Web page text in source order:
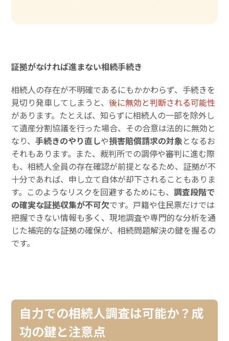
証拠がなければ進まない相続手続き
相続人の存在が不明確であるにもかかわらず、手続きを
見切り発車してしまうと、後に無効と判断される可能性
があります。たとえば、知らずに相続人の一部を除外し
て遺産分割協議を行った場合、その合意は法的に無効と
なり、手続きのやり直しや損害賠償請求の対象となるお
それもあります。また、裁判所での調停や審判に進む際
も、相続人全員の存在確認が前提となるため、証拠が不
十分であれば、申し立て自体が却下されることもありま
す。このようなリスクを回避するためにも、調査段階で
の確実な証拠収集が不可欠です。戸籍や住民票だけでは
把握できない情報も多く、現地調査や専門的な分析を通
じた補完的な証拠の確保が、相続問題解決の鍵を握るの
です。
自力での相続人調査は可能か？成
功の鍵と注意点